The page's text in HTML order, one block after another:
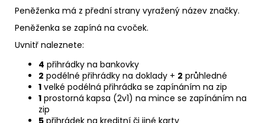
Peněženka má z přední strany vyražený název značky.
Peněženka se zapíná na cvoček.
Uvnitř naleznete:
4 přihrádky na bankovky
2 podélné přihrádky na doklady + 2 průhledné
1 velké podélná přihrádka se zapínáním na zip
1 prostorná kapsa (2v1) na mince se zapínáním na
zip
5 přihrádek na kreditní či jiné karty